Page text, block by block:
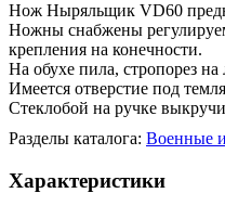
Нож Ныряльщик VD60
Ножны снабжены
крепления на конечности.
На обухе пила, стропорез на
Имеется отверстие под
Стеклобой на ручке
Разделы каталога: Военные
Характеристики